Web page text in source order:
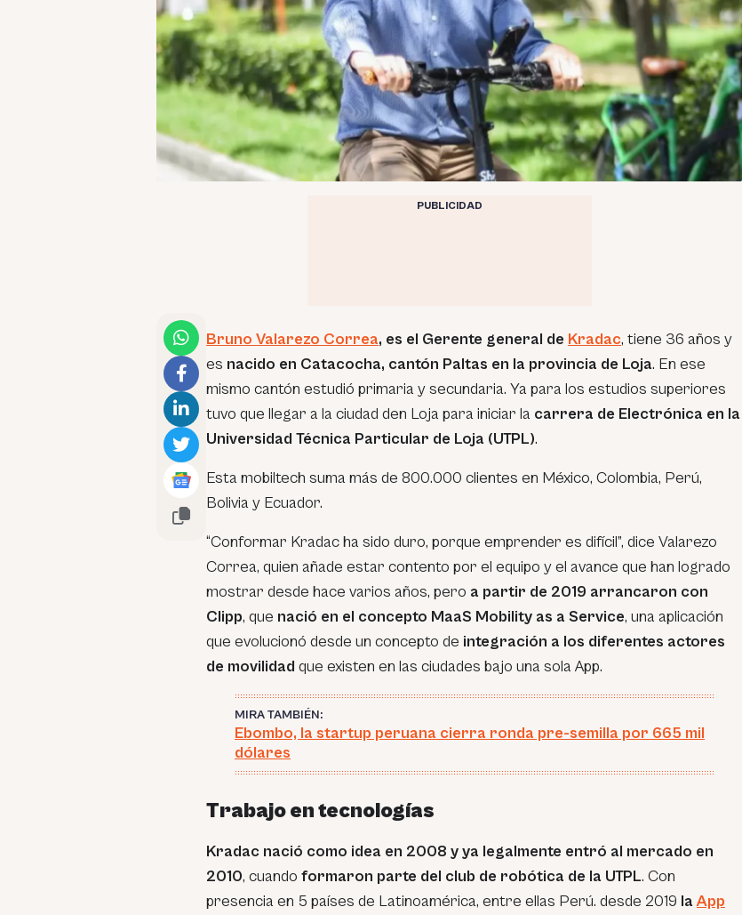
PUBLICIDAD
Bruno Valarezo Correa, es el Gerente general de Kradac, tiene 36 años y
es nacido en Catacocha, cantón Paltas en la provincia de Loja. En ese
mismo cantón estudió primaria y secundaria. Ya para los estudios superiores
tuvo que llegar a la ciudad den Loja para iniciar la carrera de Electrónica en la
Universidad Técnica Particular de Loja (UTPL).
Esta mobiltech suma más de 800.000 clientes en México, Colombia, Perú,
Bolivia y Ecuador.
“Conformar Kradac ha sido duro, porque emprender es difícil”, dice Valarezo
Correa, quien añade estar contento por el equipo y el avance que han logrado
mostrar desde hace varios años, pero a partir de 2019 arrancaron con
Clipp, que nació en el concepto MaaS Mobility as a Service, una aplicación
que evolucionó desde un concepto de integración a los diferentes actores
de movilidad que existen en las ciudades bajo una sola App.
MIRA TAMBIÉN:
Ebombo, la startup peruana cierra ronda pre-semilla por 665 mil
dólares
Trabajo en tecnologías
Kradac nació como idea en 2008 y ya legalmente entró al mercado en
2010, cuando formaron parte del club de robótica de la UTPL. Con
presencia en 5 países de Latinoamérica, entre ellas Perú. desde 2019 laApp